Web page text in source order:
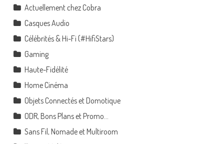
Actuellement chez Cobra
Casques Audio
Célébrités & Hi-Fi (#HifiStars)
Gaming
Haute-Fidélité
Home Cinéma
Objets Connectés et Domotique
ODR, Bons Plans et Promo…
Sans Fil, Nomade et Multiroom